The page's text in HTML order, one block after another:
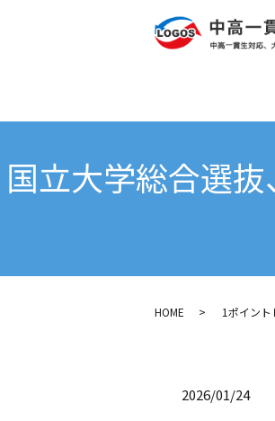
国立大学総合選
HOME 1ポイント
2026/01/24